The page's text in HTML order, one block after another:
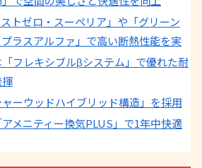
ストゼロ・スーペリア」や「グリーン
ラスアルファ」で高い断熱性能を実
フレキシブルβシステム」で優れた耐
ーウッドハイブリッド構造」を採用
メニティー換気PLUS」で1年中快適